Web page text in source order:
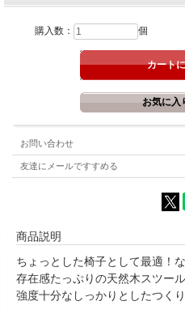
購入数： 個
お問い合わせ
友達にメールですすめる
商品説明
ちょっとした椅子として最適！な
存在感たっぷりの天然木スツール
強度十分なしっかりとしたつく